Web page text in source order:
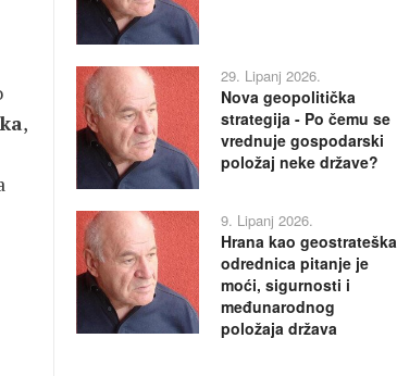
,
29. Lipanj 2026.
Nova geopolitička
strategija - Po čemu se
vrednuje gospodarski
položaj neke države?
9. Lipanj 2026.
Hrana kao geostrateška
odrednica pitanje je
moći, sigurnosti i
međunarodnog
položaja država